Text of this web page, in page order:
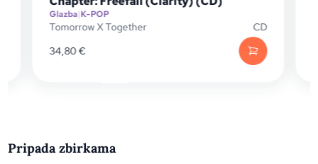
Glazba|K-POP
Tomorrow X Together
CD
34,80€
Pripada zbirkama